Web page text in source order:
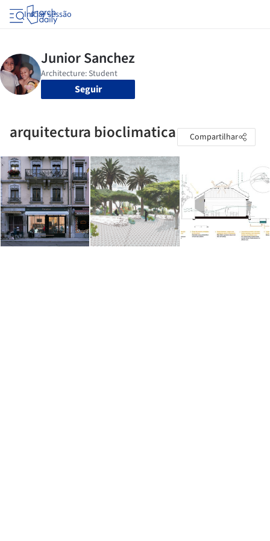
Iniciar sessão
Seguir
arquitectura bioclimatica Compartilhar